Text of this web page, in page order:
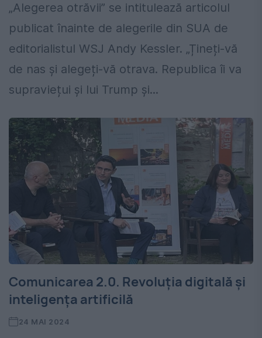
„Alegerea otrăvii” se intitulează articolul
publicat înainte de alegerile din SUA de
editorialistul WSJ Andy Kessler. „Țineți-vă
de nas și alegeți-vă otrava. Republica îi va
supraviețui și lui Trump și...
Comunicarea 2.0. Revoluția digitală și
inteligența artificilă
24 MAI 2024